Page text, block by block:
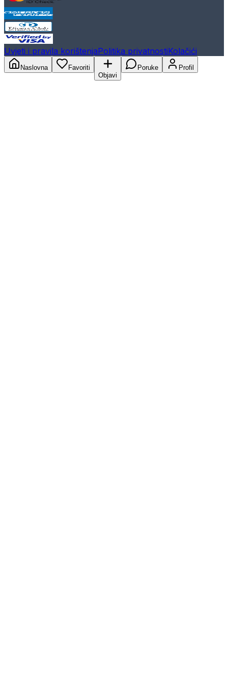
Uvjeti i pravila korištenjaPolitika privatnostiKolačići
Naslovna
Favoriti
Objavi
Poruke Profil